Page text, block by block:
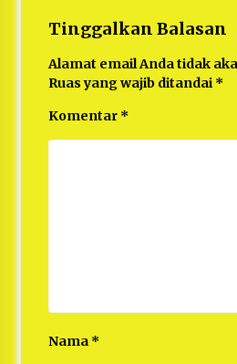
Tinggalkan Balasan
Alamat email Anda tidak
Ruas yang wajib ditandai *
Komentar *
Nama *